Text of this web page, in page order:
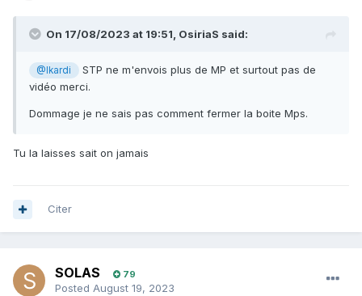
On 17/08/2023 at 19:51, OsiriaS said:
@Ikardi
STP ne m'envois plus de MP et surtout pas de
vidéo merci.
Dommage je ne sais pas comment fermer la boite Mps.
Tu la laisses sait on jamais
Citer
SOLAS 79
Posted August 19, 2023